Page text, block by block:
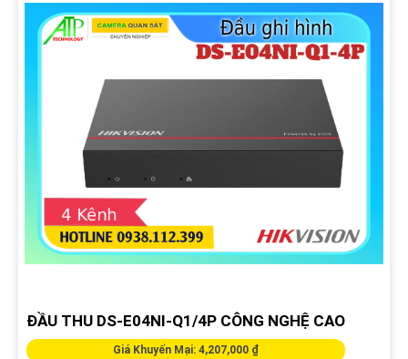
ĐẦU THU DS-E04NI-Q1/4P CÔNG NGHỆ CAO
Giá Khuyến Mại: 4,207,000 ₫